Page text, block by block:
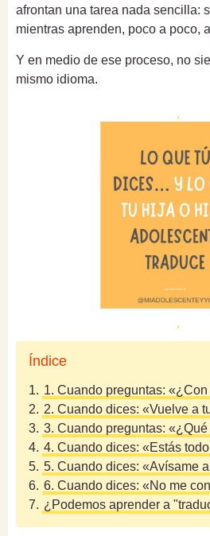
afrontan una tarea nada sencilla:
mientras aprenden, poco a poco,
Y en medio de ese proceso, no
mismo idioma.
Índice
1. 1. Cuando preguntas:
2. 2. Cuando dices: «Vuelve a
3. 3. Cuando preguntas:
4. 4. Cuando dices: «Estás
5. 5. Cuando dices: «Avísame
6. 6. Cuando dices: «No me
7. ¿Podemos aprender a